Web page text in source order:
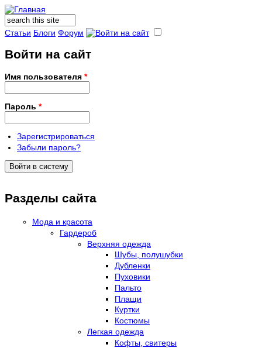
Форма поиска
Поиск
Статьи Блоги Форум
Войти на сайт
Имя пользователя *
Пароль *
Зарегистрироваться
Забыли пароль?
Разделы сайта
Мода и красота
Гардероб
Верхняя одежда
Шубы, полушубки
Дубленки
Пуховики
Пальто
Плащи
Куртки
Костюмы
Легкая одежда
Кофты, свитеры